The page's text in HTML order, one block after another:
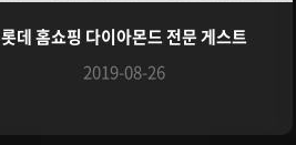
롯데 홈쇼핑 다이아몬드 전문 게스트
2019-08-26